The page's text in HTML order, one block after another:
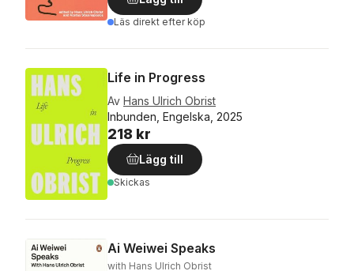
Läs direkt efter köp
Life in Progress
Av Hans Ulrich Obrist
Inbunden, Engelska, 2025
218 kr
Lägg till
Skickas
Ai Weiwei Speaks
with Hans Ulrich Obrist